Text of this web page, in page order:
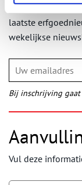
Wilt u op de
laatste
wekelijkse
Bij inschrijving
Vul deze